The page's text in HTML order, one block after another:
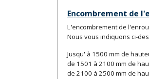
Encombrement de
L'encombrement de
Nous vous indiquons ci-
Jusqu' à 1500 mm de
de 1501 à 2100 mm de
de 2100 à 2500 mm de